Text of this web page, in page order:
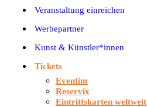
Veranstaltung einreichen
Werbepartner
Kunst & Künstler*innen
Tickets
Eventim
Reservix
Eintrittskarten weltweit